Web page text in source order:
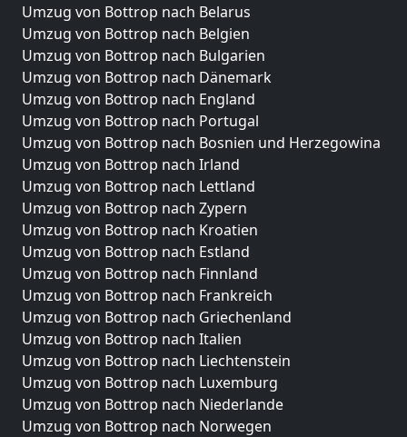
Umzug von Bottrop nach Belarus
Umzug von Bottrop nach Belgien
Umzug von Bottrop nach Bulgarien
Umzug von Bottrop nach Dänemark
Umzug von Bottrop nach England
Umzug von Bottrop nach Portugal
Umzug von Bottrop nach Bosnien und Herzegowina
Umzug von Bottrop nach Irland
Umzug von Bottrop nach Lettland
Umzug von Bottrop nach Zypern
Umzug von Bottrop nach Kroatien
Umzug von Bottrop nach Estland
Umzug von Bottrop nach Finnland
Umzug von Bottrop nach Frankreich
Umzug von Bottrop nach Griechenland
Umzug von Bottrop nach Italien
Umzug von Bottrop nach Liechtenstein
Umzug von Bottrop nach Luxemburg
Umzug von Bottrop nach Niederlande
Umzug von Bottrop nach Norwegen